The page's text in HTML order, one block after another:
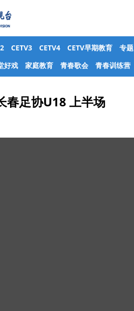
CETV3 CETV4 CETV早期教育
专题
好戏 家庭教育 青春歌会 青春训练营
春足协U18 上半场